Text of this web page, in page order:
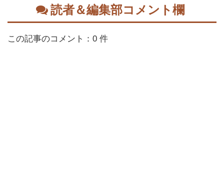
読者＆編集部コメント欄
この記事のコメント：0 件